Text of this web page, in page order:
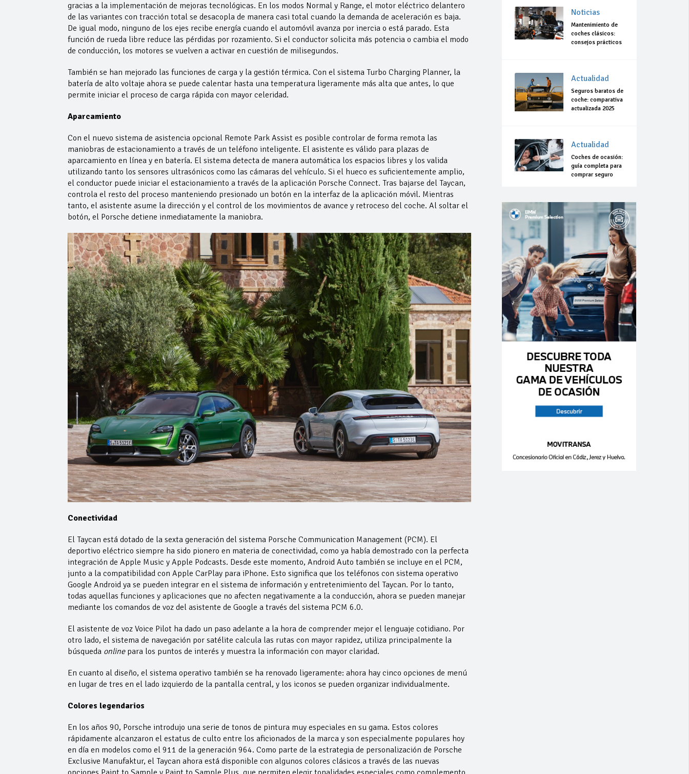
gracias a la implementación de mejoras tecnológicas. En los modos Normal y Range, el motor eléctrico delantero
de las variantes con tracción total se desacopla de manera casi total cuando la demanda de aceleración es baja.
De igual modo, ninguno de los ejes recibe energía cuando el automóvil avanza por inercia o está parado. Esta
función de rueda libre reduce las pérdidas por rozamiento. Si el conductor solicita más potencia o cambia el modo
de conducción, los motores se vuelven a activar en cuestión de milisegundos.
También se han mejorado las funciones de carga y la gestión térmica. Con el sistema Turbo Charging Planner, la
batería de alto voltaje ahora se puede calentar hasta una temperatura ligeramente más alta que antes, lo que
permite iniciar el proceso de carga rápida con mayor celeridad.
Aparcamiento
Con el nuevo sistema de asistencia opcional Remote Park Assist es posible controlar de forma remota las
maniobras de estacionamiento a través de un teléfono inteligente. El asistente es válido para plazas de
aparcamiento en línea y en batería. El sistema detecta de manera automática los espacios libres y los valida
utilizando tanto los sensores ultrasónicos como las cámaras del vehículo. Si el hueco es suficientemente amplio,
el conductor puede iniciar el estacionamiento a través de la aplicación Porsche Connect. Tras bajarse del Taycan,
controla el resto del proceso manteniendo presionado un botón en la interfaz de la aplicación móvil. Mientras
tanto, el asistente asume la dirección y el control de los movimientos de avance y retroceso del coche. Al soltar el
botón, el Porsche detiene inmediatamente la maniobra.
Conectividad
El Taycan está dotado de la sexta generación del sistema Porsche Communication Management (PCM). El
deportivo eléctrico siempre ha sido pionero en materia de conectividad, como ya había demostrado con la perfecta
integración de Apple Music y Apple Podcasts. Desde este momento, Android Auto también se incluye en el PCM,
junto a la compatibilidad con Apple CarPlay para iPhone. Esto significa que los teléfonos con sistema operativo
Google Android ya se pueden integrar en el sistema de información y entretenimiento del Taycan. Por lo tanto,
todas aquellas funciones y aplicaciones que no afecten negativamente a la conducción, ahora se pueden manejar
mediante los comandos de voz del asistente de Google a través del sistema PCM 6.0.
El asistente de voz Voice Pilot ha dado un paso adelante a la hora de comprender mejor el lenguaje cotidiano. Por
otro lado, el sistema de navegación por satélite calcula las rutas con mayor rapidez, utiliza principalmente la
búsqueda onlinepara los puntos de interés y muestra la información con mayor claridad.
En cuanto al diseño, el sistema operativo también se ha renovado ligeramente: ahora hay cinco opciones de menú
en lugar de tres en el lado izquierdo de la pantalla central, y los iconos se pueden organizar individualmente.
Colores legendarios
En los años 90, Porsche introdujo una serie de tonos de pintura muy especiales en su gama. Estos colores
rápidamente alcanzaron el estatus de culto entre los aficionados de la marca y son especialmente populares hoy
en día en modelos como el 911 de la generación 964. Como parte de la estrategia de personalización de Porsche
Exclusive Manufaktur, el Taycan ahora está disponible con algunos colores clásicos a través de las nuevas
Noticias
Mantenimiento de
coches clásicos:
consejos prácticos
Actualidad
Seguros baratos de
coche: comparativa
actualizada 2025
Actualidad
Coches de ocasión:
guía completa para
comprar seguro